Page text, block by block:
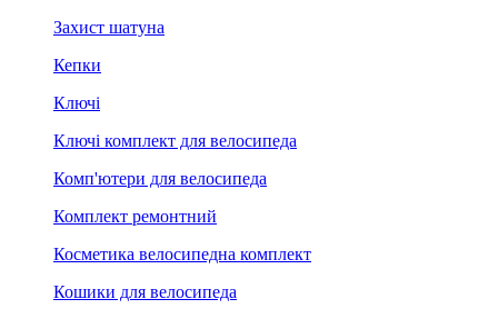
Захист шатуна
Кепки
Ключі
Ключі комплект для велосипеда
Комп'ютери для велосипеда
Комплект ремонтний
Косметика велосипедна комплект
Кошики для велосипеда